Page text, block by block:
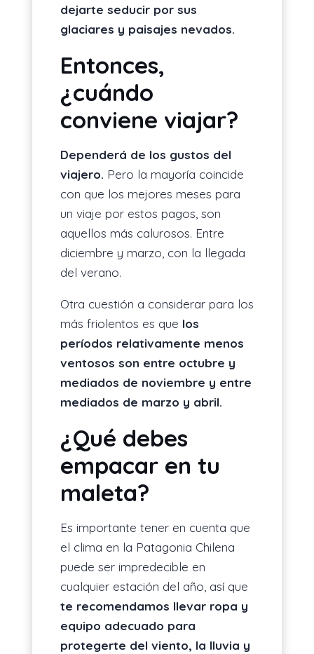
dejarte seducir por sus
glaciares y paisajes nevados.
Entonces,
¿cuándo
conviene viajar?
Dependerá de los gustos del
viajero. Pero la mayoría coincide
con que los mejores meses para
un viaje por estos pagos, son
aquellos más calurosos. Entre
diciembre y marzo, con la llegada
del verano.
Otra cuestión a considerar para los
más friolentos es que los
períodos relativamente menos
ventosos son entre octubre y
mediados de noviembre y entre
mediados de marzo y abril.
¿Qué debes
empacar en tu
maleta?
Es importante tener en cuenta que
el clima en la Patagonia Chilena
puede ser impredecible en
cualquier estación del año, así que
te recomendamos llevar ropa y
equipo adecuado para
protegerte del viento, la lluvia y